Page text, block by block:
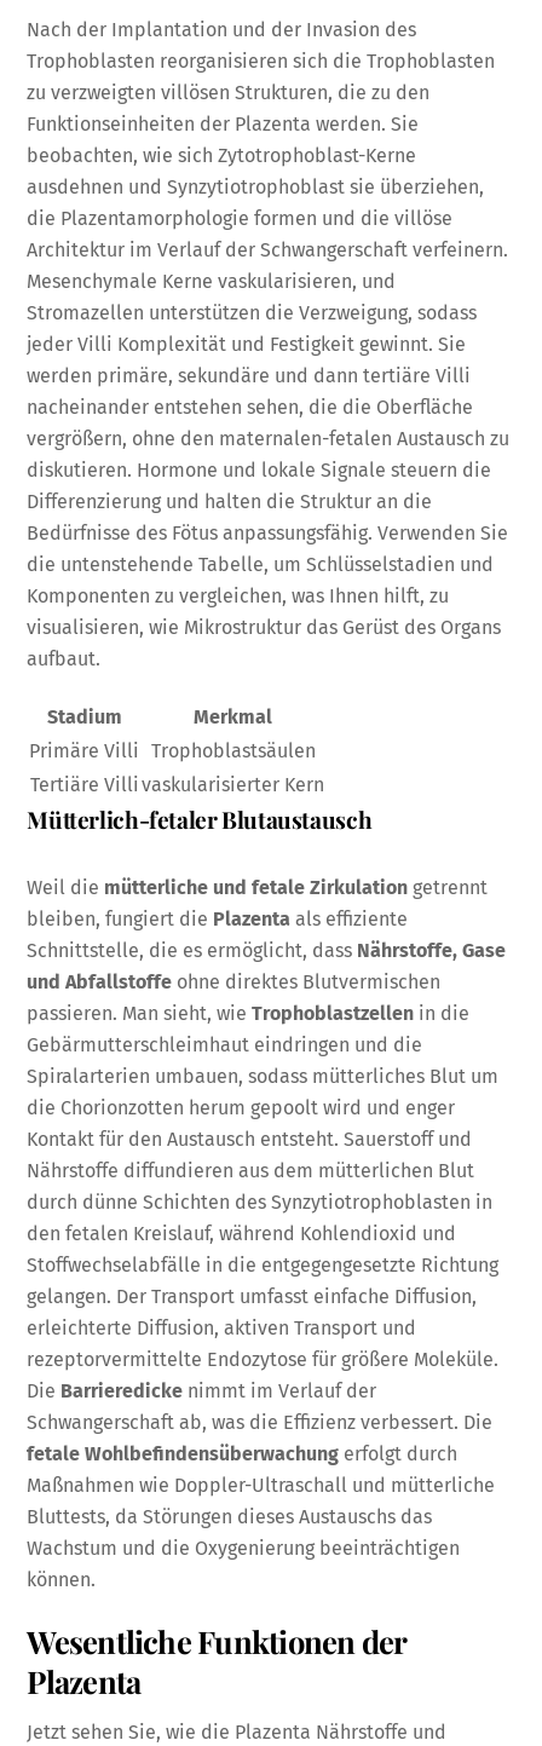
Nach der Implantation und der Invasion des
Trophoblasten reorganisieren sich die Trophoblasten
zu verzweigten villösen Strukturen, die zu den
Funktionseinheiten der Plazenta werden. Sie
beobachten, wie sich Zytotrophoblast-Kerne
ausdehnen und Synzytiotrophoblast sie überziehen,
die Plazentamorphologie formen und die villöse
Architektur im Verlauf der Schwangerschaft verfeinern.
Mesenchymale Kerne vaskularisieren, und
Stromazellen unterstützen die Verzweigung, sodass
jeder Villi Komplexität und Festigkeit gewinnt. Sie
werden primäre, sekundäre und dann tertiäre Villi
nacheinander entstehen sehen, die die Oberfläche
vergrößern, ohne den maternalen-fetalen Austausch zu
diskutieren. Hormone und lokale Signale steuern die
Differenzierung und halten die Struktur an die
Bedürfnisse des Fötus anpassungsfähig. Verwenden Sie
die untenstehende Tabelle, um Schlüsselstadien und
Komponenten zu vergleichen, was Ihnen hilft, zu
visualisieren, wie Mikrostruktur das Gerüst des Organs
aufbaut.
Stadium
Merkmal
Primäre Villi
Trophoblastsäulen
Tertiäre Villi vaskularisierter Kern
Mütterlich-fetaler Blutaustausch
Weil die mütterliche und fetale Zirkulation getrennt
bleiben, fungiert die Plazenta als effiziente
Schnittstelle, die es ermöglicht, dass Nährstoffe, Gase
und Abfallstoffe ohne direktes Blutvermischen
passieren. Man sieht, wieTrophoblastzellen in die
Gebärmutterschleimhaut eindringen und die
Spiralarterien umbauen, sodass mütterliches Blut um
die Chorionzotten herum gepoolt wird und enger
Kontakt für den Austausch entsteht. Sauerstoff und
Nährstoffe diffundieren aus dem mütterlichen Blut
durch dünne Schichten des Synzytiotrophoblasten in
den fetalen Kreislauf, während Kohlendioxid und
Stoffwechselabfälle in die entgegengesetzte Richtung
gelangen. Der Transport umfasst einfache Diffusion,
erleichterte Diffusion, aktiven Transport und
rezeptorvermittelte Endozytose für größere Moleküle.
Die Barrieredicke nimmt im Verlauf der
Schwangerschaft ab, was die Effizienz verbessert. Die
fetale Wohlbefindensüberwachung erfolgt durch
Maßnahmen wie Doppler-Ultraschall und mütterliche
Bluttests, da Störungen dieses Austauschs das
Wachstum und die Oxygenierung beeinträchtigen
können.
Wesentliche Funktionen der
Plazenta
Jetzt sehen Sie, wie die Plazenta Nährstoffe und